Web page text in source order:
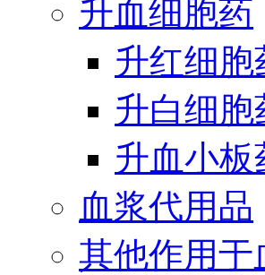
升血细胞药
升红细胞
升白细胞
升血小板
血浆代用品
其他作用于